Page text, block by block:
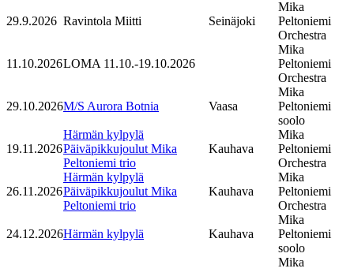
29.9.2026 Ravintola Miitti Seinäjoki
Mika
Peltoniemi
Orchestra
11.10.2026LOMA 11.10.-19.10.2026
Mika
Peltoniemi
Orchestra
29.10.2026M/S Aurora Botnia Vaasa
Mika
Peltoniemi
soolo
19.11.2026
Härmän kylpylä
Päiväpikkujoulut Mika
Peltoniemi trio
Kauhava
Mika
Peltoniemi
Orchestra
26.11.2026
Härmän kylpylä
Päiväpikkujoulut Mika
Peltoniemi trio
Kauhava
Mika
Peltoniemi
Orchestra
24.12.2026Härmän kylpylä Kauhava
Mika
Peltoniemi
soolo
Mika